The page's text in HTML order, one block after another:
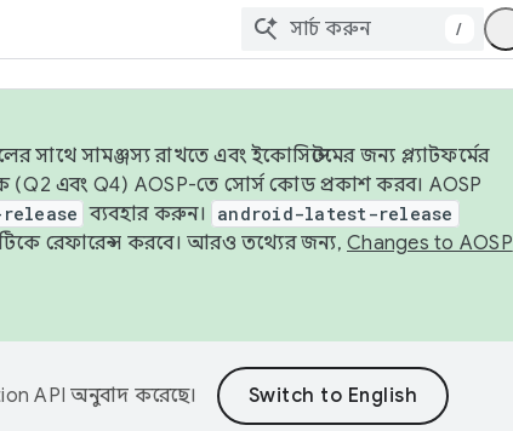
/
সাথে সামঞ্জস্য রাখতে এবং ইকোসিস্টেমের জন্য প্ল্যাটফর্মের
(Q2 এবং Q4) AOSP-তে সোর্স কোড প্রকাশ করব। AOSP
ব্যবহার করুন। android-latest-release
রেফারেন্স করবে। আরও তথ্যের জন্য, Changes to AOSP
API অনুবাদ করেছে।